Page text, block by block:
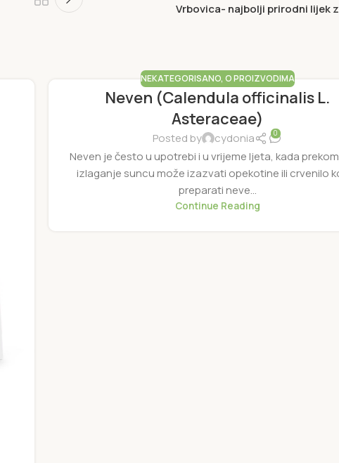
Vrbovica- najbolji prirodni lijek
NEKATEGORISANO, O PROIZVODIMA
Neven (Calendula officinalis L.
Asteraceae)
Posted by cydonia 0
Neven je često u upotrebi i u vrijeme ljeta, kada
izlaganje suncu može izazvati opekotine ili crvenilo
preparati neve...
Continue Reading